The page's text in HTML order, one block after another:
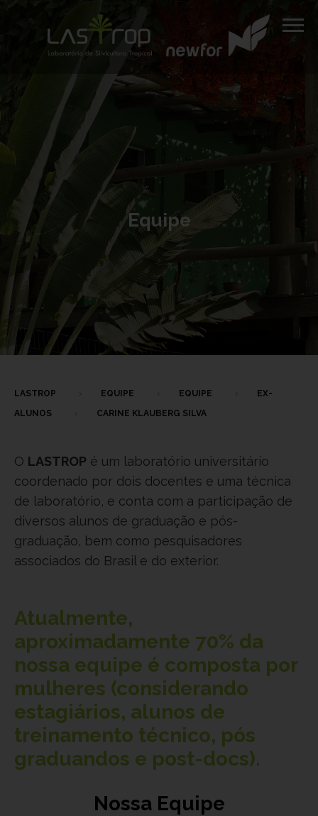
Equipe
LASTROP EQUIPE EQUIPE
EX-
ALUNOS
CARINE KLAUBERG SILVA
O LASTROP é um laboratório universitário
coordenado por dois docentes e uma técnica
de laboratório, e conta com a participação de
diversos alunos de graduação e pós-
graduação, bem como pesquisadores
associados do Brasil e do exterior.
Atualmente,
aproximadamente 70% da
nossa equipe é composta por
mulheres (considerando
estagiários, alunos de
treinamento técnico, pós
graduandos e post-docs).
Nossa Equipe